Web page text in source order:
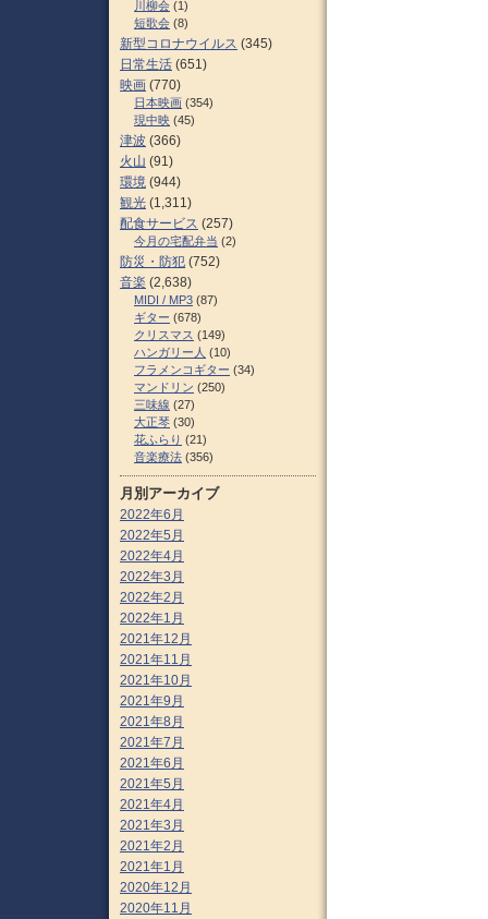
川柳会 (1)
短歌会 (8)
新型コロナウイルス (345)
日常生活 (651)
映画 (770)
日本映画 (354)
現中映 (45)
津波 (366)
火山 (91)
環境 (944)
観光 (1,311)
配食サービス (257)
今月の宅配弁当 (2)
防災・防犯 (752)
音楽 (2,638)
MIDI / MP3 (87)
ギター (678)
クリスマス (149)
ハンガリー人 (10)
フラメンコギター (34)
マンドリン (250)
三味線 (27)
大正琴 (30)
花ふらり (21)
音楽療法 (356)
月別アーカイブ
2022年6月
2022年5月
2022年4月
2022年3月
2022年2月
2022年1月
2021年12月
2021年11月
2021年10月
2021年9月
2021年8月
2021年7月
2021年6月
2021年5月
2021年4月
2021年3月
2021年2月
2021年1月
2020年12月
2020年11月